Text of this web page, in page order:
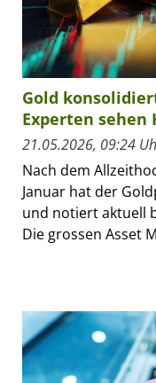
Gold
Experten sehen
21.05.2026, 09:24
Nach dem
Januar hat der
und notiert aktuell
Die grossen Asset